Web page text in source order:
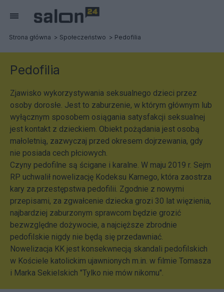
Strona główna Społeczeństwo Pedofilia
Pedofilia
Zjawisko wykorzystywania seksualnego dzieci przez
osoby dorosłe. Jest to zaburzenie, w którym głównym lub
wyłącznym sposobem osiągania satysfakcji seksualnej
jest kontakt z dzieckiem. Obiekt pożądania jest osobą
małoletnią, zazwyczaj przed okresem dojrzewania, gdy
nie posiada cech płciowych.
Czyny pedofilne są ścigane i karalne. W maju 2019 r. Sejm
RP uchwalił nowelizację Kodeksu Karnego, która zaostrza
kary za przestępstwa pedofilii. Zgodnie z nowymi
przepisami, za zgwałcenie dziecka grozi 30 lat więzienia,
najbardziej zaburzonym sprawcom będzie grozić
bezwzględne dożywocie, a najcięższe zbrodnie
pedofilskie nigdy nie będą się przedawniać.
Nowelizacja KK jest konsekwnecją skandali pedofilskich
w Kościele katolickim ujawnionych m.in. w filmie Tomasza
i Marka Sekielskich "Tylko nie mów nikomu".